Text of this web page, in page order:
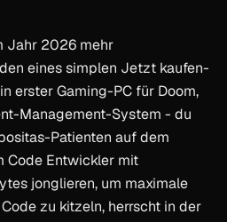
Jahr 2026 mehr
eines simplen Jetzt kaufen-
erster Gaming-PC für Doom,
Management-System - du
Patienten auf dem
Code Entwickler mit
jonglieren, um maximale
zu kitzeln, herrscht in der